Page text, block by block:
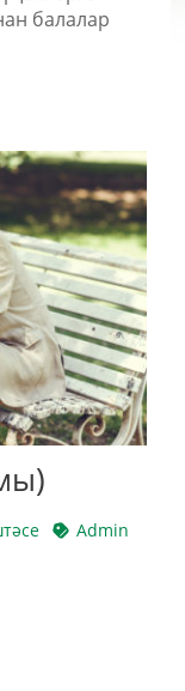
балалар
Admin